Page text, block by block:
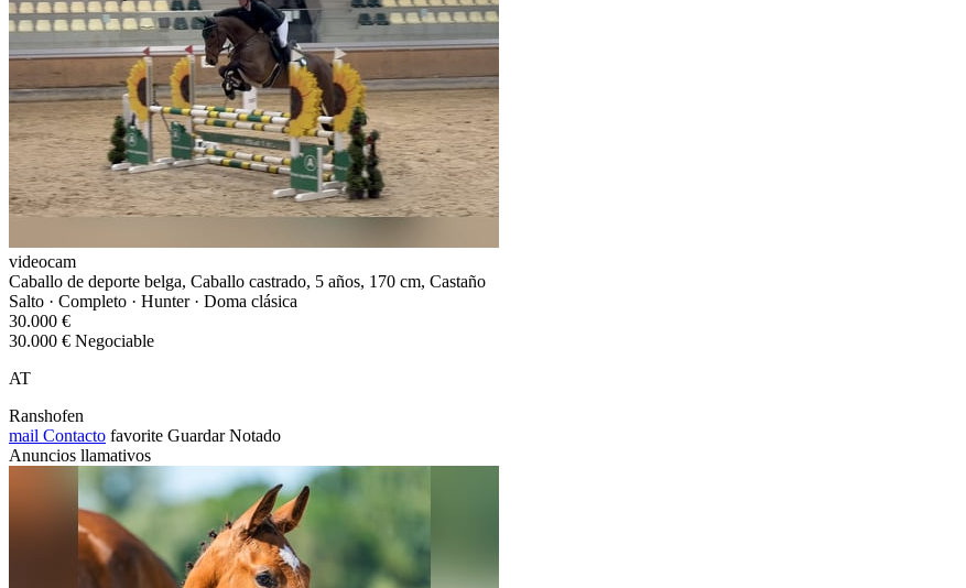
videocam
Caballo de deporte belga, Caballo castrado, 5 años, 170 cm, Castaño
Salto · Completo · Hunter · Doma clásica
30.000 €
30.000 € Negociable
AT
Ranshofen
mail Contacto favorite Guardar Notado
Anuncios llamativos